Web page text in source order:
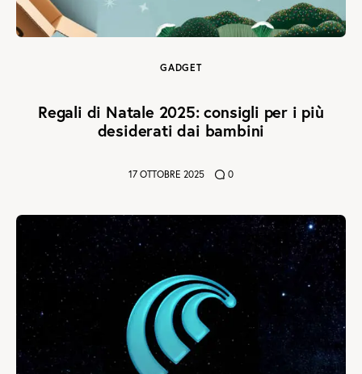
GADGET
Regali di Natale 2025: consigli per i più
desiderati dai bambini
17 OTTOBRE 2025 0